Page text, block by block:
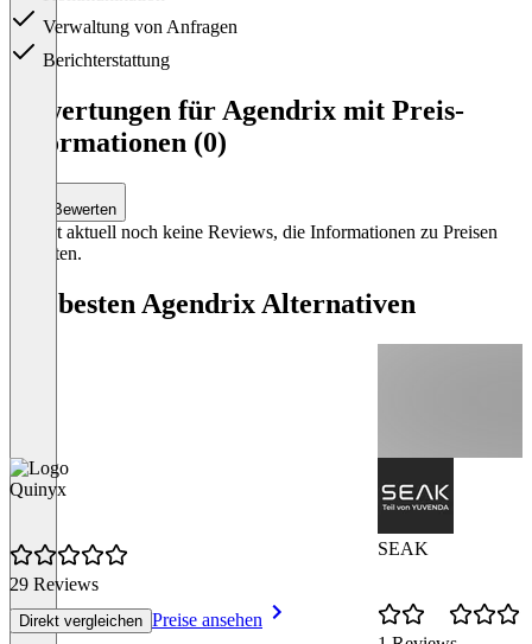
Verwaltung von Anfragen
Berichterstattung
Bewertungen für Agendrix mit Preis-
Informationen (0)
Bewerten
Es gibt aktuell noch keine Reviews, die Informationen zu Preisen
enthalten.
Die besten Agendrix Alternativen
Quinyx
29 Reviews
Direkt vergleichen Preise ansehen
SEAK